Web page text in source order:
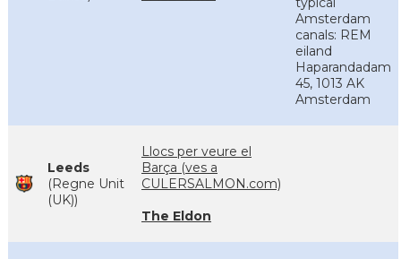
Amsterdam
canals: REM
eiland
Haparandadam
45, 1013 AK
Amsterdam
Leeds
(Regne Unit
(UK))
Llocs per veure el
Barça (ves a
CULERSALMON.com)
The Eldon